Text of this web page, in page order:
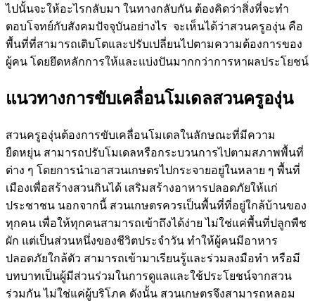
ไปนั้นจะให้อะไรกลับมา ในทางกลับกัน ต้องคิดว่าสิ่งที่จะทำ
ตอบโจทย์กับสังคมปัจจุบันอย่างไร จะเห็นได้ว่าสวนครูองุ่น คือ
พื้นที่ที่สามารถเติบโตและปรับเปลี่ยนไปตามความต้องการของ
ผู้คน โดยยึดหลักการให้และแบ่งปันมากกว่าการหาผลประโยชน์
แนวทางการขับเคลื่อนโมเดลสวนครูองุ่น
สวนครูองุ่นต้องการขับเคลื่อนโมเดลในลักษณะที่มีความ
ยืดหยุ่น สามารถปรับโมเดลหรือกระบวนการไปตามสภาพพื้นที่
ต่าง ๆ โดยการนำเอาสวนเกษตรไปกระจายอยู่ในหลาย ๆ พื้นที่
เมืองเพื่อสร้างสวนกินได้ เสริมสร้างอาหารปลอดภัยให้แก่
ประชาชน นอกจากนี้ สวนเกษตรควรเป็นพื้นที่ที่อยู่ใกล้บ้านของ
ทุกคน เพื่อให้ทุกคนสามารถเข้าถึงได้ง่าย ไม่ใช่แค่พื้นที่ปลูกพืช
ผัก แต่เป็นส่วนหนึ่งของชีวิตประจำวัน ทำให้ผู้คนมีอาหาร
ปลอดภัยใกล้ตัว สามารถเข้ามาเรียนรู้และร่วมลงมือทำ หรือมี
บทบาทเป็นผู้มีส่วนร่วมในการดูแลและใช้ประโยชน์จากสวน
ร่วมกัน ไม่ใช่แค่ผู้บริโภค ดังนั้น สวนเกษตรจึงสามารถหลอม